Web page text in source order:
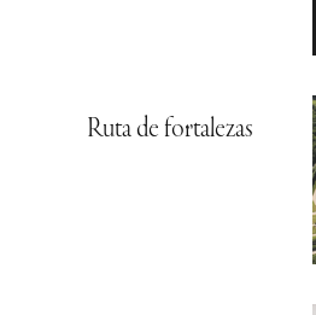
Ruta de fortalezas